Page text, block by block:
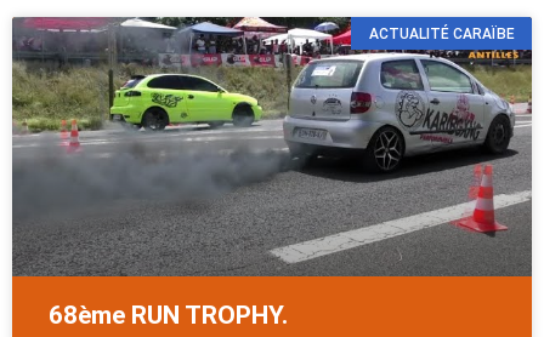
ACTUALITÉ CARAÏBE
68ème RUN TROPHY.